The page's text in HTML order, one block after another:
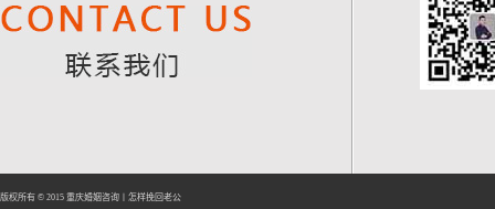
版权所有 © 2015 重庆婚姻咨询 怎样挽回老公